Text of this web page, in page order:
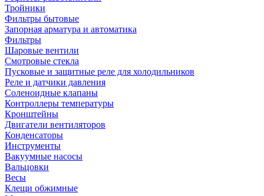
Тройники
Фильтры бытовые
Запорная арматура и автоматика
Фильтры
Шаровые вентили
Смотровые стекла
Пусковые и защитные реле для холодильников
Реле и датчики давления
Соленоидные клапаны
Контроллеры температуры
Кронштейны
Двигатели вентиляторов
Конденсаторы
Инструменты
Вакуумные насосы
Вальцовки
Весы
Клещи обжимные